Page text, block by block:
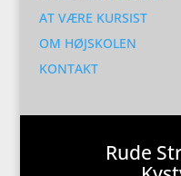
AT VÆRE KURSIST
OM HØJSKOLEN
KONTAKT
Rude